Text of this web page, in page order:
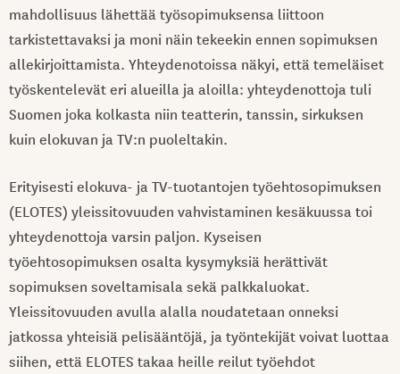
mahdollisuus lähettää työsopimuksensa liittoon
tarkistettavaksi ja moni näin tekeekin ennen sopimuksen
allekirjoittamista. Yhteydenotoissa näkyi, että temeläiset
työskentelevät eri alueilla ja aloilla: yhteydenottoja tuli
Suomen joka kolkasta niin teatterin, tanssin, sirkuksen
kuin elokuvan ja TV:n puoleltakin.
Erityisesti elokuva- ja TV-tuotantojen työehtosopimuksen
(ELOTES) yleissitovuuden vahvistaminen kesäkuussa toi
yhteydenottoja varsin paljon. Kyseisen
työehtosopimuksen osalta kysymyksiä herättivät
sopimuksen soveltamisala sekä palkkaluokat.
Yleissitovuuden avulla alalla noudatetaan onneksi
jatkossa yhteisiä pelisääntöjä, ja työntekijät voivat luottaa
siihen, että ELOTES takaa heille reilut työehdot